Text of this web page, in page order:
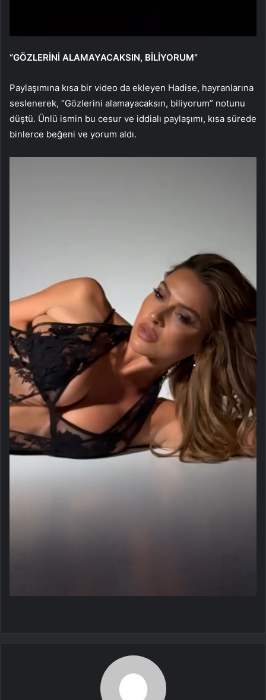
“GÖZLERİNİ ALAMAYACAKSIN, BİLİYORUM”
Paylaşımına kısa bir video da ekleyen Hadise, hayranlarına
seslenerek, “Gözlerini alamayacaksın, biliyorum” notunu
düştü. Ünlü ismin bu cesur ve iddialı paylaşımı, kısa sürede
binlerce beğeni ve yorum aldı.